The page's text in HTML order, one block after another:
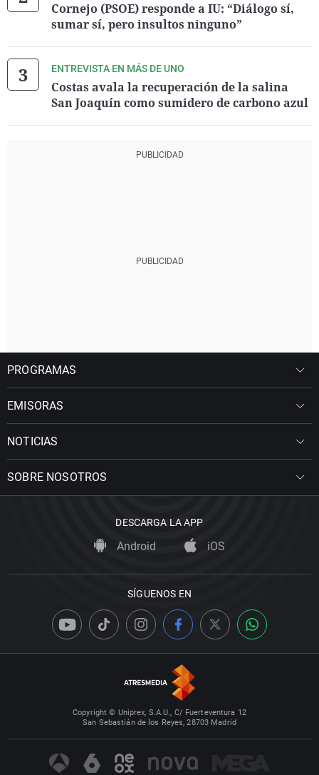
Cornejo (PSOE) responde a IU: “Diálogo sí,
sumar sí, pero insultos ninguno”
ENTREVISTA EN MÁS DE UNO
Costas avala la recuperación de la salina
San Joaquín como sumidero de carbono azul
PROGRAMAS
EMISORAS
NOTICIAS
SOBRE NOSOTROS
DESCARGA LA APP
Android iOS
SÍGUENOS EN
Copyright © Uniprex, S.A.U., C/ Fuerteventura 12
San Sebastián de los Reyes, 28703 Madrid